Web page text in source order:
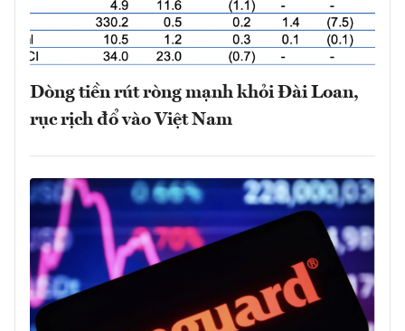
Dòng tiền rút ròng mạnh khỏi Đài Loan,
rục rịch đổ vào Việt Nam